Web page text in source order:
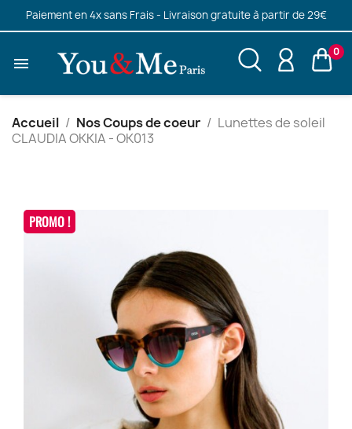
Paiement en 4x sans Frais - Livraison gratuite à partir de 29€

0
Accueil Nos Coups de coeur
Lunettes de soleil
CLAUDIA OKKIA - OK013
PROMO !